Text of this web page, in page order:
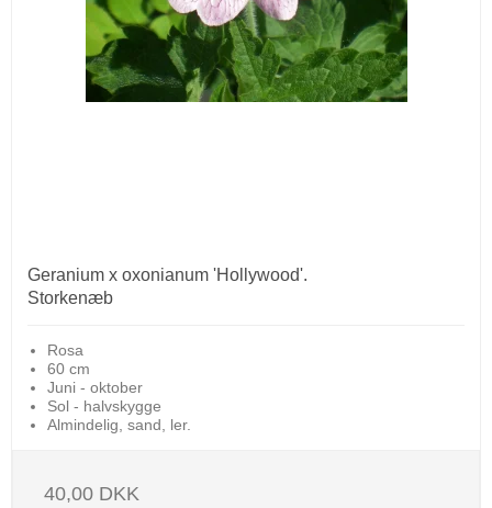
Geranium x oxonianum 'Hollywood'.
Storkenæb
Rosa
60 cm
Juni - oktober
Sol - halvskygge
Almindelig, sand, ler.
40,00 DKK